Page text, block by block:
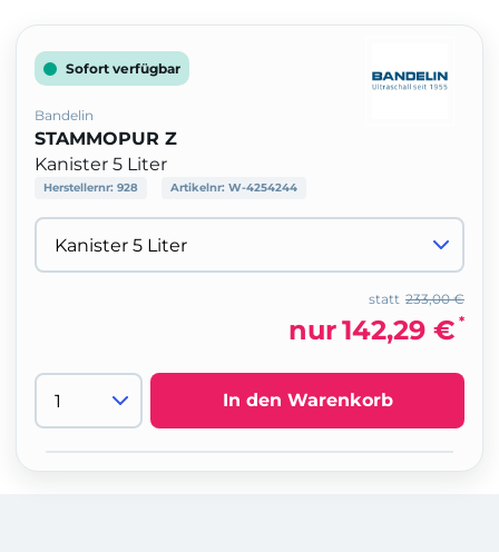
Sofort verfügbar
Bandelin
STAMMOPUR Z
Kanister 5 Liter
Herstellernr: 928 Artikelnr: W-4254244
233,00 €
statt
nur142,29 € *
In den Warenkorb